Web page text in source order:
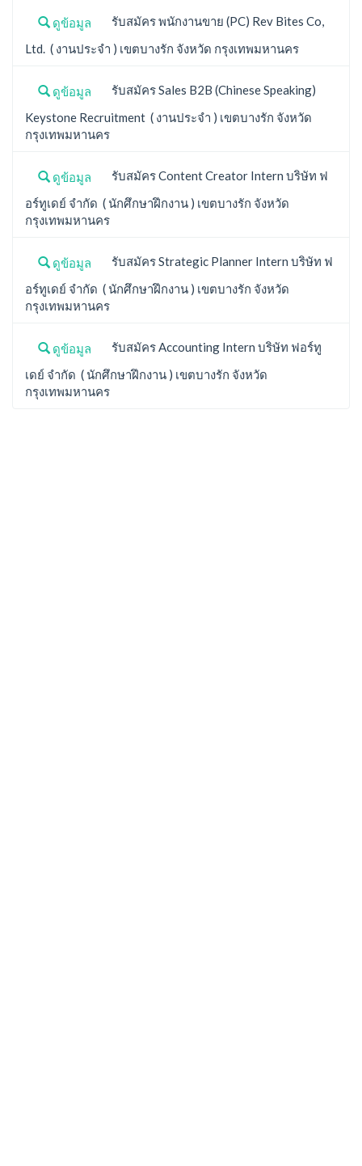
ดูข้อมูล
รับสมัคร พนักงานขาย (PC) Rev Bites Co,
Ltd. ( งานประจำ ) เขตบางรัก จังหวัด กรุงเทพมหานคร
ดูข้อมูล
รับสมัคร Sales B2B (Chinese Speaking)
Keystone Recruitment ( งานประจำ ) เขตบางรัก จังหวัด
กรุงเทพมหานคร
ดูข้อมูล
รับสมัคร Content Creator Intern บริษัท ฟ
อร์ทูเดย์ จำกัด ( นักศึกษาฝึกงาน ) เขตบางรัก จังหวัด
กรุงเทพมหานคร
ดูข้อมูล
รับสมัคร Strategic Planner Intern บริษัท ฟ
อร์ทูเดย์ จำกัด ( นักศึกษาฝึกงาน ) เขตบางรัก จังหวัด
กรุงเทพมหานคร
ดูข้อมูล
รับสมัคร Accounting Intern บริษัท ฟอร์ทู
เดย์ จำกัด ( นักศึกษาฝึกงาน ) เขตบางรัก จังหวัด
กรุงเทพมหานคร